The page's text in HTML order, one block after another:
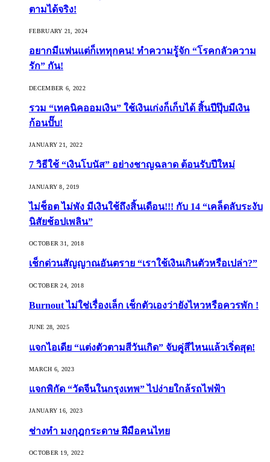
ตามได้จริง!
FEBRUARY 21, 2024
อยากมีแฟนแต่ก็เททุกคน! ทำความรู้จัก “โรคกลัวความ
รัก” กัน!
DECEMBER 6, 2022
รวม “เทคนิคออมเงิน” ใช้เงินเก่งก็เก็บได้ สิ้นปีปุ๊บมีเงิน
ก้อนปั๊บ!
JANUARY 21, 2022
7 วิธีใช้ “เงินโบนัส” อย่างชาญฉลาด ต้อนรับปีใหม่
JANUARY 8, 2019
ไม่ช็อต ไม่พัง มีเงินใช้ถึงสิ้นเดือน!!! กับ 14 “เคล็ดลับระงับ
นิสัยช้อปเพลิน”
OCTOBER 31, 2018
เช็กด่วนสัญญาณอันตราย “เราใช้เงินเกินตัวหรือเปล่า?”
OCTOBER 24, 2018
Burnout ไม่ใช่เรื่องเล็ก เช็กตัวเองว่ายังไหวหรือควรพัก !
JUNE 28, 2025
แจกไอเดีย “แต่งตัวตามสีวันเกิด” จับคู่สีไหนแล้วเริ่ดสุด!
MARCH 6, 2023
แจกพิกัด “วัดจีนในกรุงเทพ” ไปง่ายใกล้รถไฟฟ้า
JANUARY 16, 2023
ช่างทำ มงกุฎกระดาษ ฝีมือคนไทย
OCTOBER 19, 2022